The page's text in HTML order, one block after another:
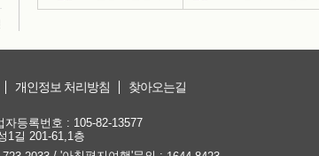
개인정보 처리방침 찾아오는길
등록번호 : 105-82-13577
1길 201-61,1층